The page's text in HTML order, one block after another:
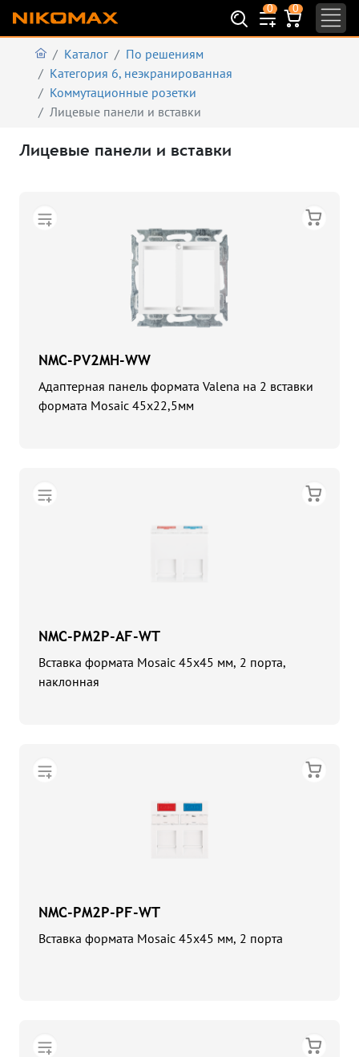
0 0
Каталог
По решениям
Категория 6, неэкранированная
Коммутационные розетки
Лицевые панели и вставки
Лицевые панели и вставки
NMC-PV2MH-WW
Адаптерная панель формата Valena на 2 вставки
формата Mosaic 45х22,5мм
NMC-PM2P-AF-WT
Вставка формата Mosaic 45x45 мм, 2 порта,
наклонная
NMC-PM2P-PF-WT
Вставка формата Mosaic 45x45 мм, 2 порта